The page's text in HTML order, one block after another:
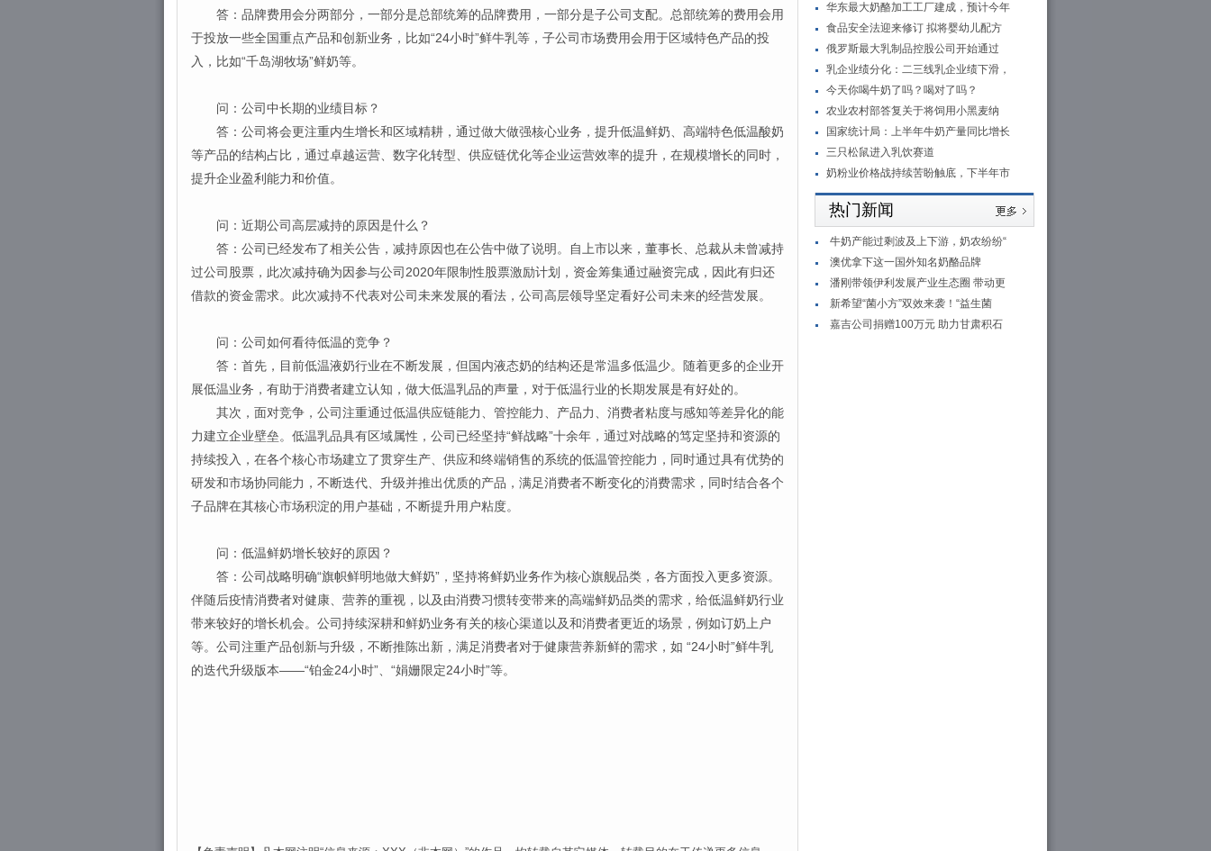
答：品牌费用会分两部分，一部分是总部统筹的品牌费用，一部分是子公司支配。总部统筹的费用会用
于投放一些全国重点产品和创新业务，比如“24小时”鲜牛乳等，子公司市场费用会用于区域特色产品的投
入，比如“千岛湖牧场”鲜奶等。
问：公司中长期的业绩目标？
答：公司将会更注重内生增长和区域精耕，通过做大做强核心业务，提升低温鲜奶、高端特色低温酸奶
等产品的结构占比，通过卓越运营、数字化转型、供应链优化等企业运营效率的提升，在规模增长的同时，
提升企业盈利能力和价值。
问：近期公司高层减持的原因是什么？
答：公司已经发布了相关公告，减持原因也在公告中做了说明。自上市以来，董事长、总裁从未曾减持
过公司股票，此次减持确为因参与公司2020年限制性股票激励计划，资金筹集通过融资完成，因此有归还
借款的资金需求。此次减持不代表对公司未来发展的看法，公司高层领导坚定看好公司未来的经营发展。
问：公司如何看待低温的竞争？
答：首先，目前低温液奶行业在不断发展，但国内液态奶的结构还是常温多低温少。随着更多的企业开
展低温业务，有助于消费者建立认知，做大低温乳品的声量，对于低温行业的长期发展是有好处的。
其次，面对竞争，公司注重通过低温供应链能力、管控能力、产品力、消费者粘度与感知等差异化的能
力建立企业壁垒。低温乳品具有区域属性，公司已经坚持“鲜战略”十余年，通过对战略的笃定坚持和资源的
持续投入，在各个核心市场建立了贯穿生产、供应和终端销售的系统的低温管控能力，同时通过具有优势的
研发和市场协同能力，不断迭代、升级并推出优质的产品，满足消费者不断变化的消费需求，同时结合各个
子品牌在其核心市场积淀的用户基础，不断提升用户粘度。
问：低温鲜奶增长较好的原因？
答：公司战略明确“旗帜鲜明地做大鲜奶”，坚持将鲜奶业务作为核心旗舰品类，各方面投入更多资源。
伴随后疫情消费者对健康、营养的重视，以及由消费习惯转变带来的高端鲜奶品类的需求，给低温鲜奶行业
带来较好的增长机会。公司持续深耕和鲜奶业务有关的核心渠道以及和消费者更近的场景，例如订奶上户
等。公司注重产品创新与升级，不断推陈出新，满足消费者对于健康营养新鲜的需求，如 “24小时”鲜牛乳
的迭代升级版本——“铂金24小时”、“娟姗限定24小时”等。
华东最大奶酪加工工厂建成，预计今年
食品安全法迎来修订 拟将婴幼儿配方
俄罗斯最大乳制品控股公司开始通过
乳企业绩分化：二三线乳企业绩下滑，
今天你喝牛奶了吗？喝对了吗？
农业农村部答复关于将饲用小黑麦纳
国家统计局：上半年牛奶产量同比增长
三只松鼠进入乳饮赛道
奶粉业价格战持续苦盼触底，下半年市
热门新闻
牛奶产能过剩波及上下游，奶农纷纷“
澳优拿下这一国外知名奶酪品牌
潘刚带领伊利发展产业生态圈 带动更
新希望“菌小方”双效来袭！“益生菌
嘉吉公司捐赠100万元 助力甘肃积石